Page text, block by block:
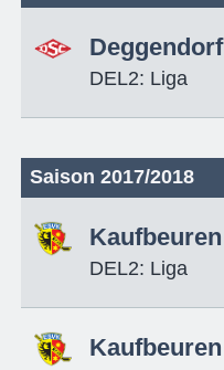
Deggendorf
DEL2: Liga
Saison 2017/2018
Kaufbeuren
DEL2: Liga
Kaufbeuren